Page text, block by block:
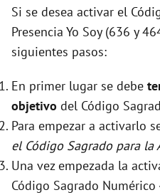
Si se desea activar el
Presencia Yo Soy (636 y
siguientes pasos:
En primer lugar se debe
objetivo del Código
Para empezar a activarlo
el Código Sagrado para la
Una vez empezada la
Código Sagrado Numérico